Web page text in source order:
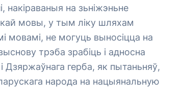
накіраваныя на зьніжэньне
мовы, у тым ліку шляхам
мовамі, не могуць выносіцца на
трэба зрабіць і адносна
Дзяржаўнага герба, як пытаньняў,
народа на нацыянальную